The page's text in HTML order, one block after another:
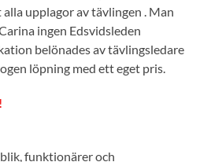
upplagor av tävlingen . Man
ingen Edsvidsleden
belönades av tävlingsledare
löpning med ett eget pris.
funktionärer och